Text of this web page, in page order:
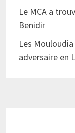
Le MCA a
Benidir
Les
adversaire en